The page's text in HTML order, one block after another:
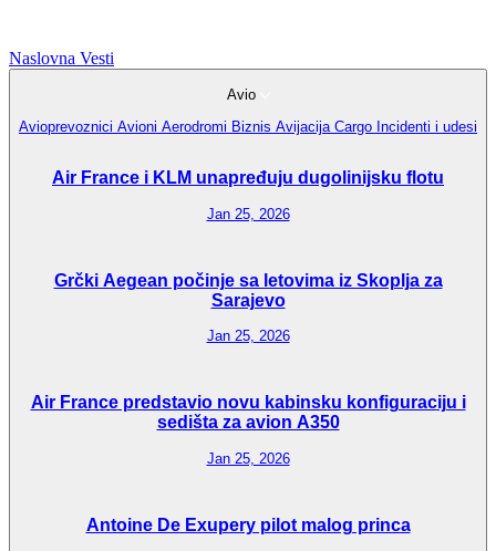
Naslovna Vesti
Avio
Avioprevoznici Avioni Aerodromi Biznis Avijacija Cargo Incidenti i udesi
Air France i KLM unapređuju dugolinijsku flotu
Jan 25, 2026
Grčki Aegean počinje sa letovima iz Skoplja za
Sarajevo
Jan 25, 2026
Air France predstavio novu kabinsku konfiguraciju i
sedišta za avion A350
Jan 25, 2026
Antoine De Exupery pilot malog princa